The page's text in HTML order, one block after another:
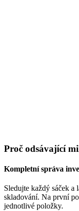
Proč odsávající
Kompletní správa
Sledujte každý sáček a
skladování. Na první
jednotlivé položky.